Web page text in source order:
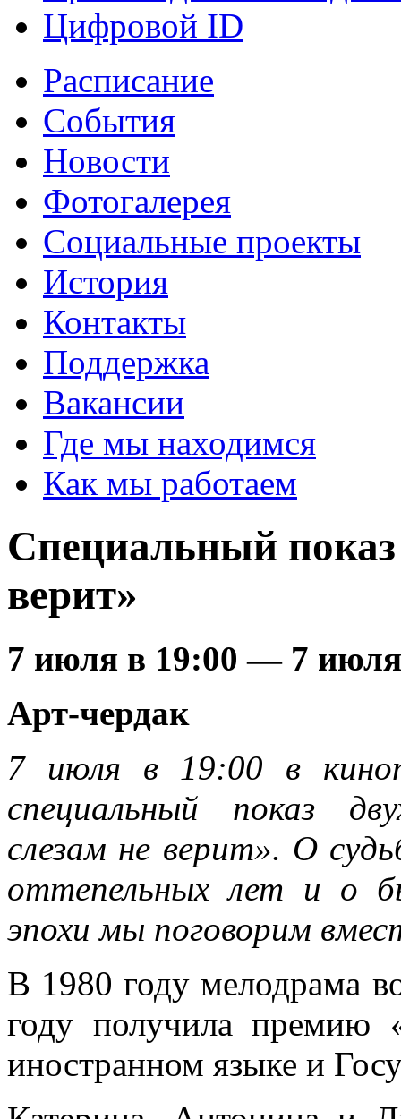
Цифровой ID
Расписание
События
Новости
Фотогалерея
Социальные проекты
История
Контакты
Поддержка
Вакансии
Где мы находимся
Как мы работаем
Специальный
верит»
7 июля в 19:00 — 7
Арт-чердак
7 июля в 19:00 в
специальный показ
слезам не верит». О
оттепельных лет и о
эпохи мы поговорим
В 1980 году мелодрама
году получила премию
иностранном языке и